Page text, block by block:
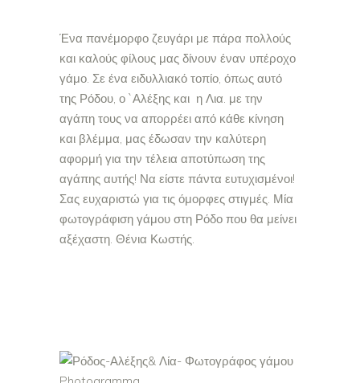
Ένα πανέμορφο ζευγάρι με πάρα πολλούς
και καλούς φίλους μας δίνουν έναν υπέροχο
γάμο. Σε ένα ειδυλλιακό τοπίο, όπως αυτό
της Ρόδου, ο `Αλέξης και η Λια. με την
αγάπη τους να απορρέει από κάθε κίνηση
και βλέμμα, μας έδωσαν την καλύτερη
αφορμή για την τέλεια αποτύπωση της
αγάπης αυτής! Να είστε πάντα ευτυχισμένοι!
Σας ευχαριστώ για τις όμορφες στιγμές. Μία
φωτογράφιση γάμου στη Ρόδο που θα μείνει
αξέχαστη. Θένια Κωστής.